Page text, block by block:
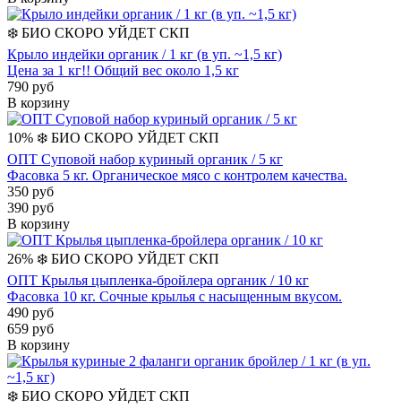
❄️ БИО СКОРО УЙДЕТ СКП
Крыло индейки органик / 1 кг (в уп. ~1,5 кг)
Цена за 1 кг!! Общий вес около 1,5 кг
790 руб
В корзину
10% ❄️ БИО СКОРО УЙДЕТ СКП
ОПТ Суповой набор куриный органик / 5 кг
Фасовка 5 кг. Органическое мясо с контролем качества.
350 руб
390 руб
В корзину
26% ❄️ БИО СКОРО УЙДЕТ СКП
ОПТ Крылья цыпленка-бройлера органик / 10 кг
Фасовка 10 кг. Сочные крылья с насыщенным вкусом.
490 руб
659 руб
В корзину
❄️ БИО СКОРО УЙДЕТ СКП